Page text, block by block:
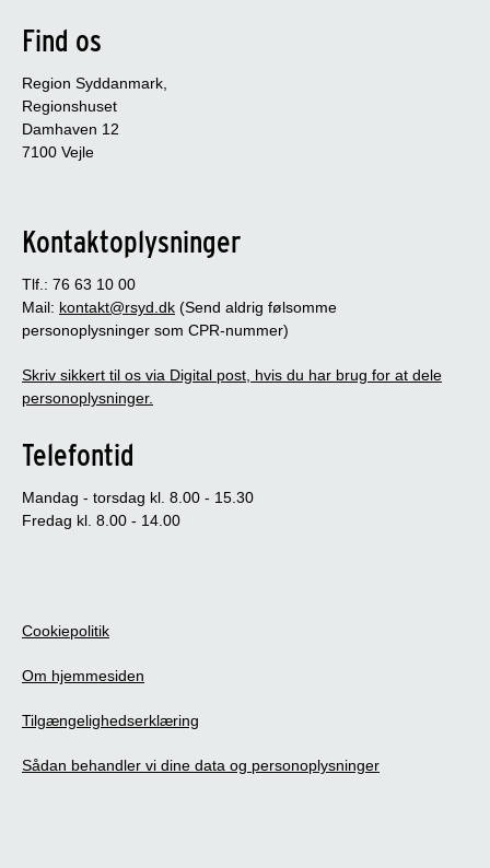
Find os
Region Syddanmark,
Regionshuset
Damhaven 12
7100 Vejle
Kontaktoplysninger
Tlf.: 76 63 10 00
Mail: kontakt@rsyd.dk (Send aldrig følsomme
personoplysninger som CPR-nummer)
Skriv sikkert til os via Digital post, hvis du har brug for at dele
personoplysninger.
Telefontid
Mandag - torsdag kl. 8.00 - 15.30
Fredag kl. 8.00 - 14.00
Cookiepolitik
Om hjemmesiden
Tilgængelighedserklæring
Sådan behandler vi dine data og personoplysninger